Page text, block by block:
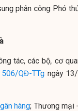
phân công Phó
tác, các bộ, cơ
506/QĐ-TTgngày
hàng; Thương mại